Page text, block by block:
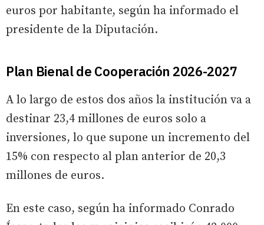
euros por habitante, según ha informado el
presidente de la Diputación.
Plan Bienal de Cooperación 2026-2027
A lo largo de estos dos años la institución va a
destinar 23,4 millones de euros solo a
inversiones, lo que supone un incremento del
15% con respecto al plan anterior de 20,3
millones de euros.
En este caso, según ha informado Conrado